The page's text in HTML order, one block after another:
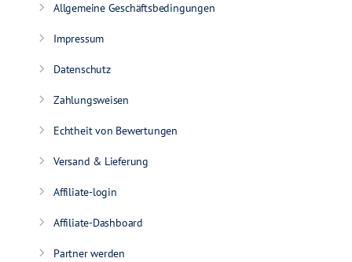
Allgemeine Geschäftsbedingungen
Impressum
Datenschutz
Zahlungsweisen
Echtheit von Bewertungen
Versand & Lieferung
Affiliate-login
Affiliate-Dashboard
Partner werden